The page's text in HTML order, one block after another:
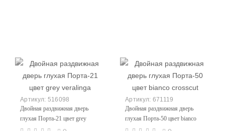
516098
Двойная раздвижная дверь
глухая Порта-21 цвет grey
veralinga
671119
Двойная раздвижная дверь
глухая Порта-50 цвет bianco
crosscut